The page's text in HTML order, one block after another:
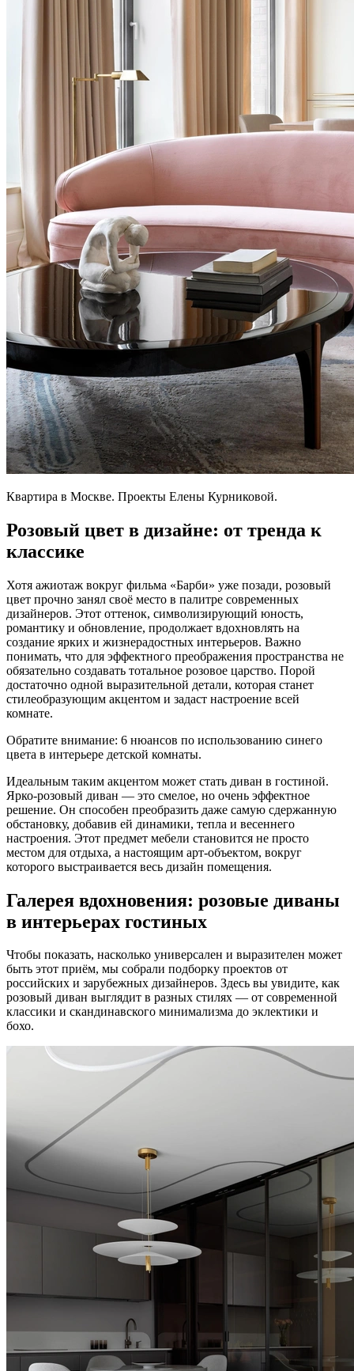
Квартира в Москве. Проекты Елены Курниковой.
Розовый цвет в дизайне: от тренда к
классике
Хотя ажиотаж вокруг фильма «Барби» уже позади, розовый
цвет прочно занял своё место в палитре современных
дизайнеров. Этот оттенок, символизирующий юность,
романтику и обновление, продолжает вдохновлять на
создание ярких и жизнерадостных интерьеров. Важно
понимать, что для эффектного преображения пространства не
обязательно создавать тотальное розовое царство. Порой
достаточно одной выразительной детали, которая станет
стилеобразующим акцентом и задаст настроение всей
комнате.
Обратите внимание: 6 нюансов по использованию синего
цвета в интерьере детской комнаты.
Идеальным таким акцентом может стать диван в гостиной.
Ярко-розовый диван — это смелое, но очень эффектное
решение. Он способен преобразить даже самую сдержанную
обстановку, добавив ей динамики, тепла и весеннего
настроения. Этот предмет мебели становится не просто
местом для отдыха, а настоящим арт-объектом, вокруг
которого выстраивается весь дизайн помещения.
Галерея вдохновения: розовые диваны
в интерьерах гостиных
Чтобы показать, насколько универсален и выразителен может
быть этот приём, мы собрали подборку проектов от
российских и зарубежных дизайнеров. Здесь вы увидите, как
розовый диван выглядит в разных стилях — от современной
классики и скандинавского минимализма до эклектики и
бохо.